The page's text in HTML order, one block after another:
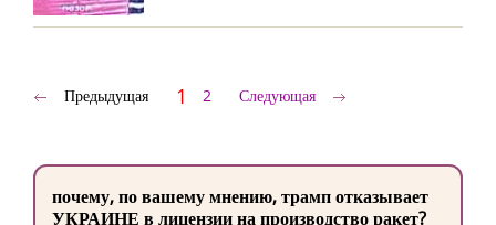
Предыдущая 1 2 Следующая
почему, по вашему мнению, трамп отказывает
УКРАИНЕ в лицензии на производство ракет?